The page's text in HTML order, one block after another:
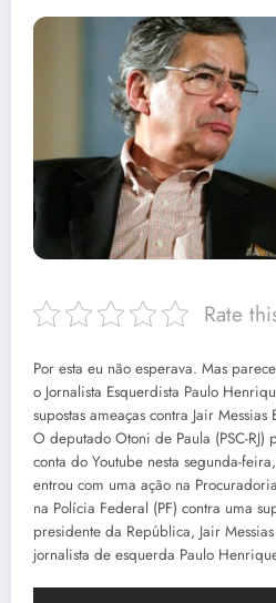
Rate
Por esta eu não esperava. Mas
o Jornalista Esquerdista Paulo
supostas ameaças contra Jair
O deputado Otoni de Paula (PSC-
conta do Youtube nesta segunda-
entrou com uma ação na
na Polícia Federal (PF) contra uma
presidente da República, Jair
jornalista de esquerda Paulo